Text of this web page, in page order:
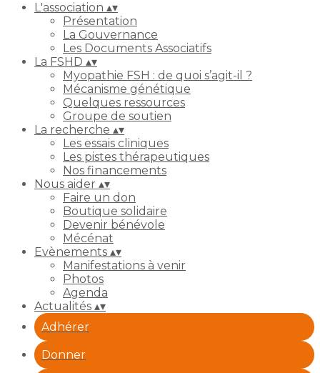
L'association ▴▾
Présentation
La Gouvernance
Les Documents Associatifs
La FSHD ▴▾
Myopathie FSH : de quoi s’agit-il ?
Mécanisme génétique
Quelques ressources
Groupe de soutien
La recherche ▴▾
Les essais cliniques
Les pistes thérapeutiques
Nos financements
Nous aider ▴▾
Faire un don
Boutique solidaire
Devenir bénévole
Mécénat
Evènements ▴▾
Manifestations à venir
Photos
Agenda
Actualités ▴▾
Adhérer
Donner